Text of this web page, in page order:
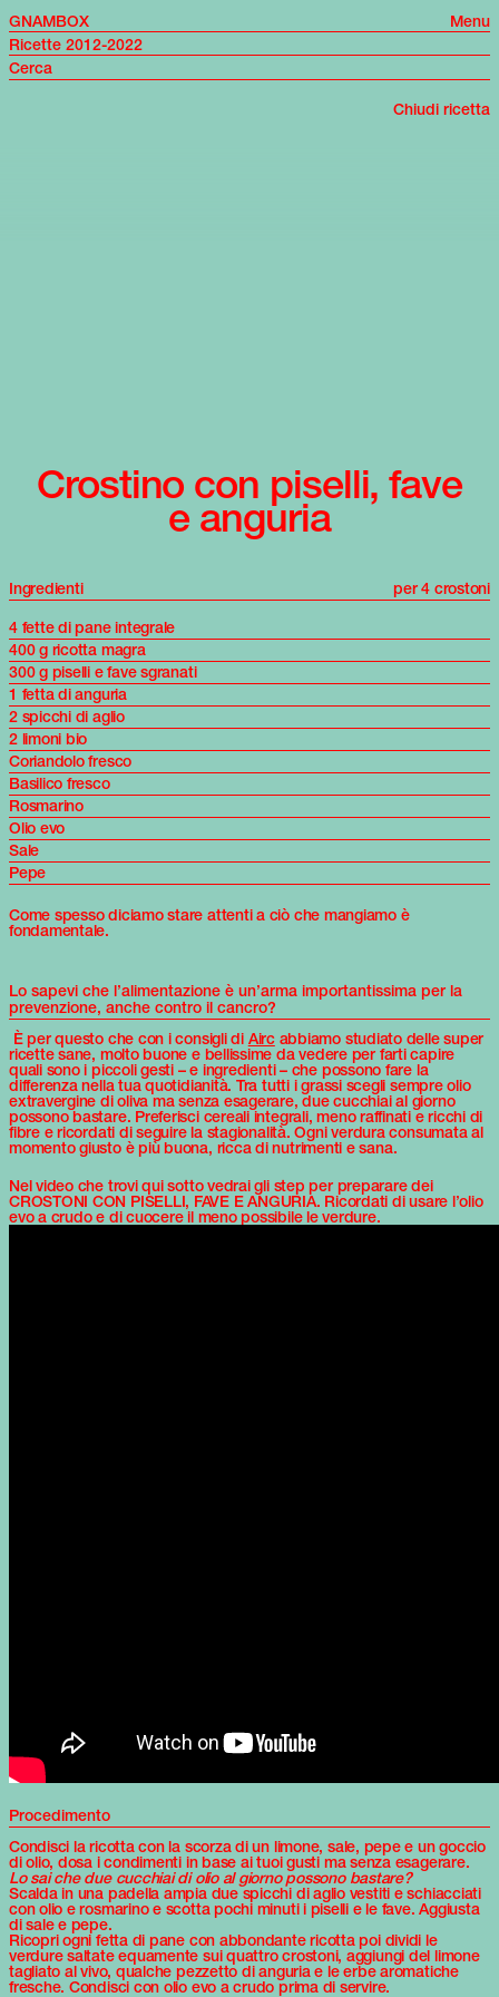
GNAMBOX
Menu
Ricette 2012-2022
Chiudi ricetta
Crostino con piselli, fave
e anguria
Ingredienti
per 4 crostoni
4 fette di pane integrale
400 g ricotta magra
300 g piselli e fave sgranati
1 fetta di anguria
2 spicchi di aglio
2 limoni bio
Coriandolo fresco
Basilico fresco
Rosmarino
Olio evo
Sale
Pepe
Come spesso diciamo stare attenti a ciò che mangiamo è
fondamentale.
Lo sapevi che l’alimentazione è un’arma importantissima per la
prevenzione, anche contro il cancro?
È per questo che con i consigli di Aircabbiamo studiato delle super
ricette sane, molto buone e bellissime da vedere per farti capire
quali sono i piccoli gesti – e ingredienti – che possono fare la
differenza nella tua quotidianità. Tra tutti i grassi scegli sempre olio
extravergine di oliva ma senza esagerare, due cucchiai al giorno
possono bastare. Preferisci cereali integrali, meno raffinati e ricchi di
fibre e ricordati di seguire la stagionalità. Ogni verdura consumata al
momento giusto è più buona, ricca di nutrimenti e sana.
Nel video che trovi qui sotto vedrai gli step per preparare dei
CROSTONI CON PISELLI, FAVE E ANGURIA. Ricordati di usare l’olio
evo a crudo e di cuocere il meno possibile le verdure.
Procedimento
Condisci la ricotta con la scorza di un limone, sale, pepe e un goccio
di olio, dosa i condimenti in base ai tuoi gusti ma senza esagerare.
Lo sai che due cucchiai di olio al giorno possono bastare?
Scalda in una padella ampia due spicchi di aglio vestiti e schiacciati
con olio e rosmarino e scotta pochi minuti i piselli e le fave. Aggiusta
di sale e pepe.
Ricopri ogni fetta di pane con abbondante ricotta poi dividi le
verdure saltate equamente sui quattro crostoni, aggiungi del limone
tagliato al vivo, qualche pezzetto di anguria e le erbe aromatiche
fresche. Condisci con olio evo a crudo prima di servire.